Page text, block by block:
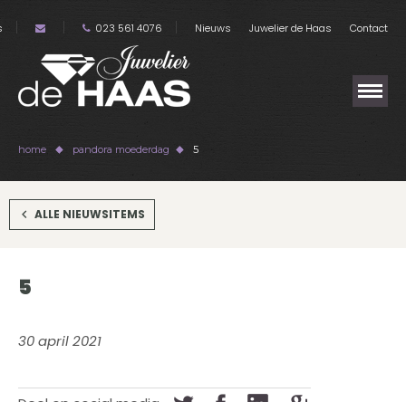
023 561 4076 Nieuws Juwelier de Haas Contact
home pandora moederdag 5
ALLE NIEUWSITEMS
5
30 april 2021